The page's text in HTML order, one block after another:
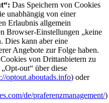
Das Speichern von Cookies
unabhängig von einer
Erlaubnis allgemein
Browser-Einstellungen „keine
Dies kann aber eine
Angebote zur Folge haben.
von Drittanbietern zu
out“ über diese
optout.aboutads.info) oder
de/praferenzmanagement/)